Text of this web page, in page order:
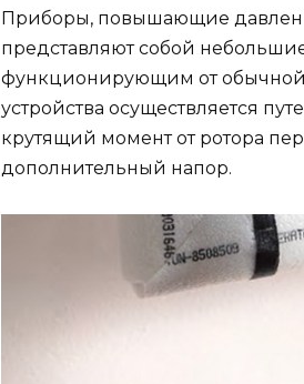
Приборы, повышающие
представляют собой
функционирующим от обычной
устройства осуществляется
крутящий момент от ротора
дополнительный напор.